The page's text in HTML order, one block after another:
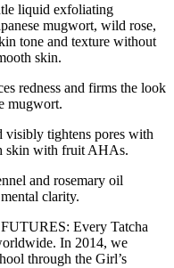
liquid exfoliating
mugwort, wild rose,
tone and texture without
skin.
redness and firms the look
mugwort.
tightens pores with
skin with fruit AHAs.
and rosemary oil
clarity.
Every Tatcha
In 2014, we
through the Girl’s